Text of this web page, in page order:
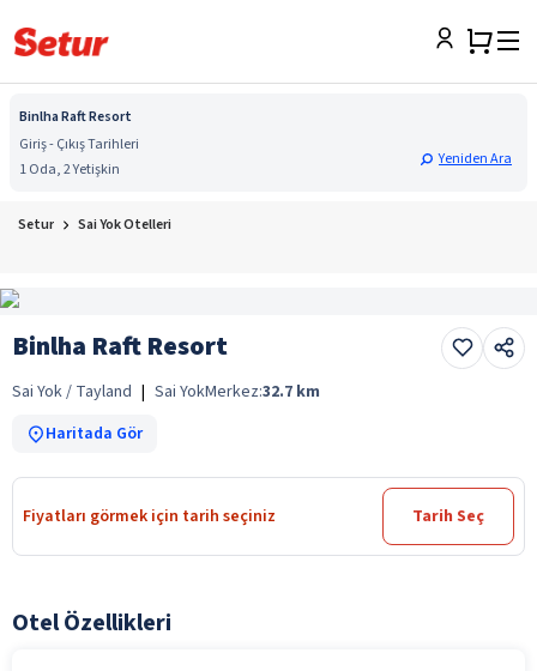
Binlha Raft Resort
Giriş - Çıkış Tarihleri
1 Oda, 2 Yetişkin
Yeniden Ara
Setur Sai Yok Otelleri
Binlha Raft Resort
Sai Yok / Tayland | Sai YokMerkez:32.7 km
Haritada Gör
Fiyatları görmek için tarih seçiniz Tarih Seç
Otel Özellikleri